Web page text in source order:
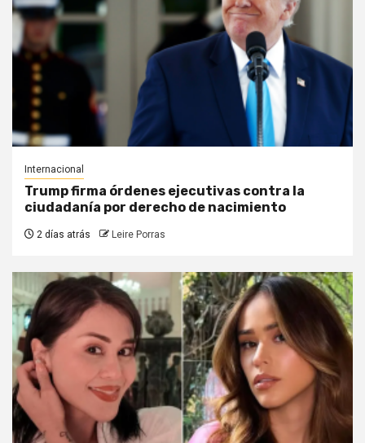
Internacional
Trump firma órdenes ejecutivas contra la
ciudadanía por derecho de nacimiento
2 días atrás Leire Porras